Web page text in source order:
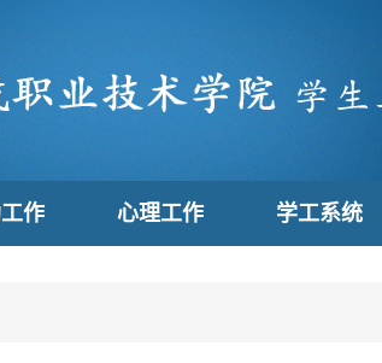
作 心理工作 学工系统